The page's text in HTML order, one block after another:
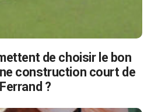
de choisir le bon
construction court de
?